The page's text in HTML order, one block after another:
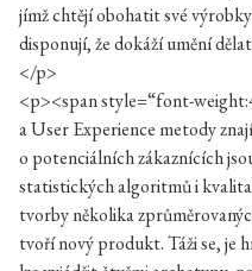
jímž chtějí obohatit své
disponují, že dokáží umění
</p>
<p><span style=“font-
a User Experience metody
o potenciálních zákaznících
statistických algoritmů i
tvorby několika
tvoří nový produkt. Táži se, je